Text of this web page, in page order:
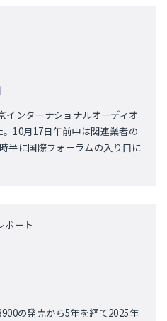
インターナショナルオーディオ
10月17日午前中は関連業者の
半に国際フォーラムの入り口に
の発売から5年を経て2025年